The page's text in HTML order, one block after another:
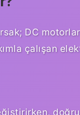
DC
çalışan